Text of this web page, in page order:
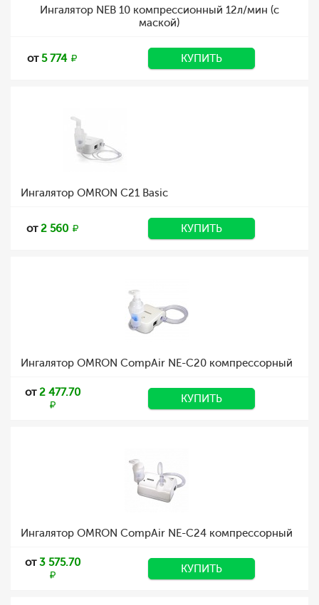
Ингалятор NEB 10 компрессионный 12л/мин (с
маской)
от5 774 КУПИТЬ
Ингалятор OMRON C21 Basic
от2 560 КУПИТЬ
Ингалятор OMRON CompAir NE-C20 компрессорный
от2 477.70 КУПИТЬ
Ингалятор OMRON CompAir NE-C24 компрессорный
от3 575.70 КУПИТЬ